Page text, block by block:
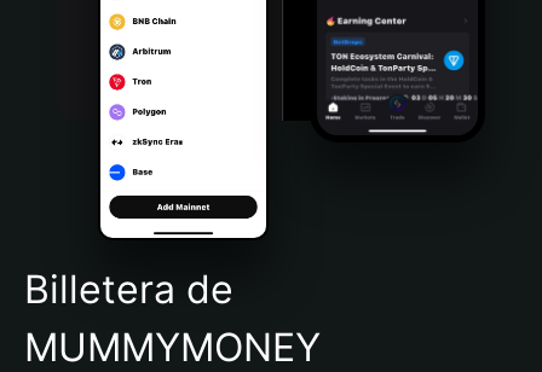
Português (Portugal)
Bahasa Indonesia
Português (Brasil)
Español (Argentina)
Billetera de
MUMMYMONEY